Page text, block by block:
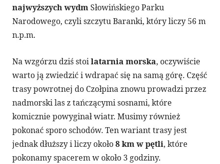
najwyższych wydmSłowińskiego Parku
Narodowego, czyli szczytu Baranki, który liczy 56 m
n.p.m.
Na wzgórzu dziś stoilatarnia morska, oczywiście
warto ją zwiedzić i wdrapać się na samą górę. Część
trasy powrotnej do Czołpina znowu prowadzi przez
nadmorski las z tańczącymi sosnami, które
komicznie powyginał wiatr. Musimy również
pokonać sporo schodów. Ten wariant trasy jest
jednak dłuższy i liczy około8 km w pętli, które
pokonamy spacerem w około 3 godziny.